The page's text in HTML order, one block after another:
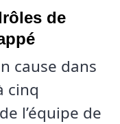
de
cause dans
cinq
l’équipe de